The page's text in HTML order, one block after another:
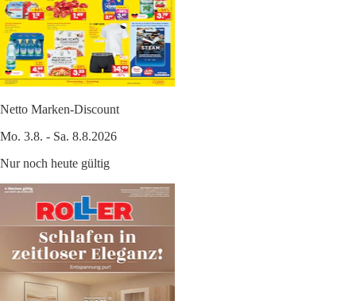
Netto Marken-Discount
Mo. 3.8. - Sa. 8.8.2026
Nur noch heute gültig